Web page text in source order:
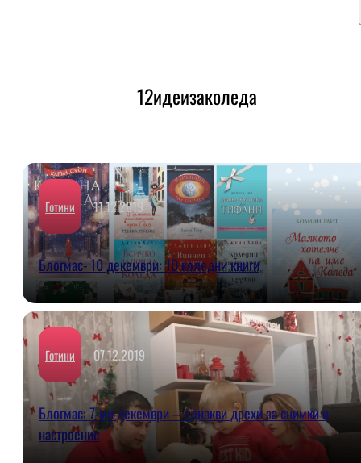
12идеизаколеда
Готини 11.12.2019
Блогмас- 10 декември: 10 коледни книги
Готини 07.12.2019
Блогмас: 7-ми декември – еднакви дрехи за снимки и
настроение